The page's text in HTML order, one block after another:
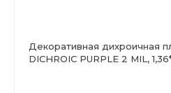
Декоративная дихроичная
DICHROIC PURPLE 2 MIL,